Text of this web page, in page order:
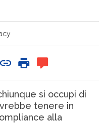
si occupi di
tenere in
alla